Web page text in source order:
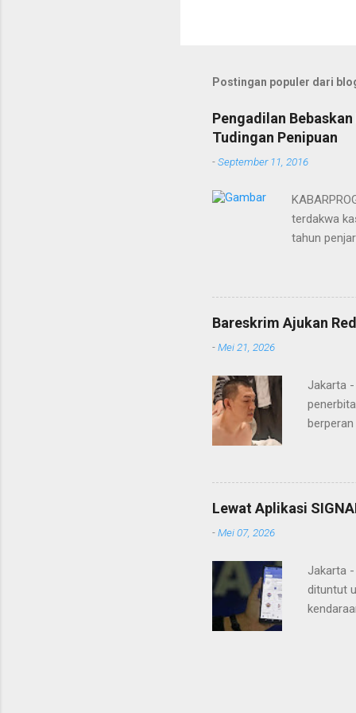
Postingan populer dari
Pengadilan
Tudingan Penipuan
-September 11, 2016
terdakwa
tahun
pidana.
terdakwa
Menurut
itulah,
Bareskrim Ajukan
-Mei 21, 2026
Jakarta -
DPO
Lewat Aplikasi
-Mei 07, 2026
Jakarta -
dituntut
Pajak
(PKB),